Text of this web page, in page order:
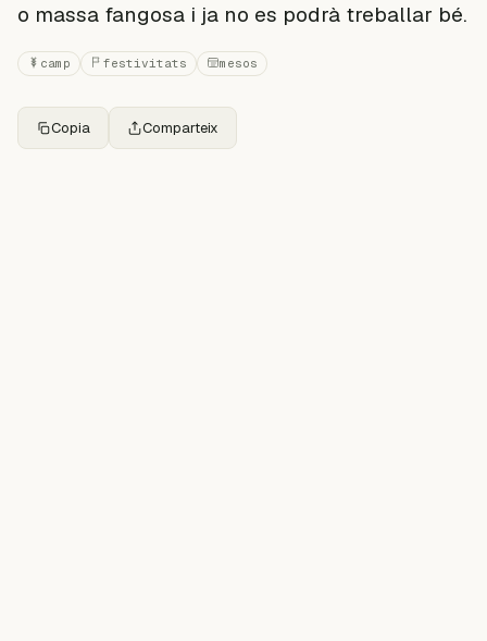
o massa fangosa i ja no es podrà treballar bé.
camp festivitats mesos
Copia Comparteix